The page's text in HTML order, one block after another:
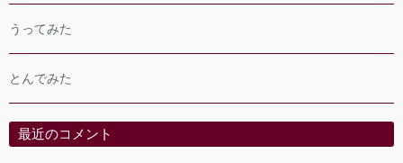
うってみた
とんでみた
最近のコメント